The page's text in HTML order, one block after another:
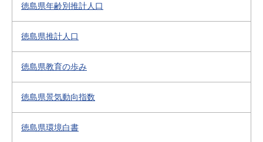
徳島県年齢別推計人口
徳島県推計人口
徳島県教育の歩み
徳島県景気動向指数
徳島県環境白書